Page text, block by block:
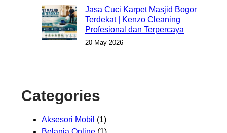
Jasa Cuci Karpet Masjid Bogor
Terdekat | Kenzo Cleaning
Profesional dan Terpercaya
20 May 2026
Categories
Aksesori Mobil (1)